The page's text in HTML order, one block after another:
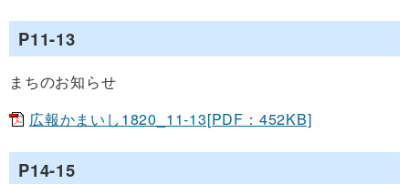
P11-13
まちのお知らせ
広報かまいし1820_11-13[PDF：452KB]
P14-15